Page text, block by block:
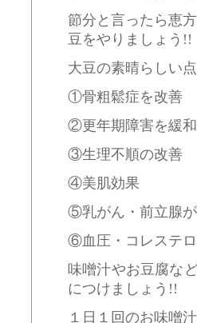
節分と言ったら恵
豆をやりましょう!!
大豆の素晴らしい
①骨粗鬆症を改善
②更年期障害を緩和
③生理不順の改善
④美肌効果
⑤乳がん・前立腺
⑥血圧・コレステ
味噌汁やお豆腐な
につけましょう!!
１日１回のお味噌